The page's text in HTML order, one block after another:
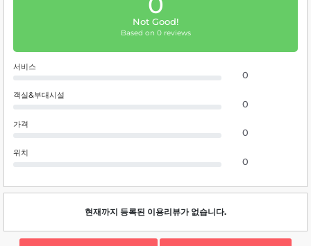
Not Good!
Based on 0 reviews
서비스
0
객실&부대시설
0
가격
0
위치
0
현재까지 등록된 이용리뷰가 없습니다.